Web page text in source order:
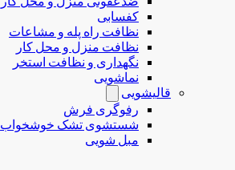
کفسابی
نظافت راه پله و مشاعات
نظافت منزل و محل کار
نگهداری و نظافت استخر
نماشویی
قالیشویی
رفوگری فرش
شستشوی تشک خوشخواب
مبل شویی